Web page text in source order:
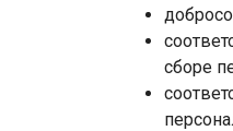
сборе